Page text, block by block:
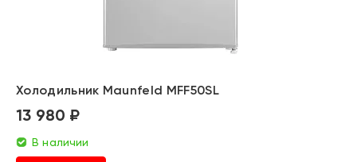
Холодильник Maunfeld MFF50SL
13 980 ₽
В наличии